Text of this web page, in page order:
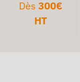
Dès300€
HT